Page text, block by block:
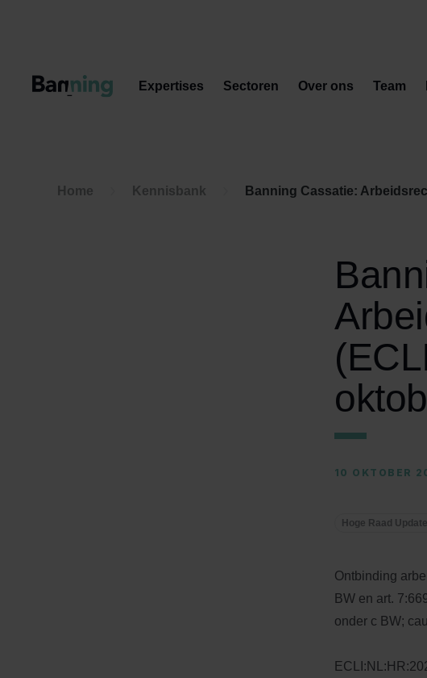
Expertises Sectoren Over ons Team
Home Kennisbank Banning Cassatie:
10 OKTOBER
Hoge Raad
Ontbinding
BW en art.
onder c BW;